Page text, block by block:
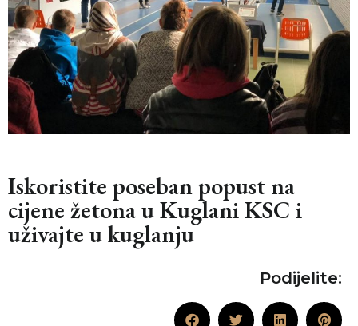
Iskoristite poseban popust na
cijene žetona u Kuglani KSC i
uživajte u kuglanju
Podijelite: